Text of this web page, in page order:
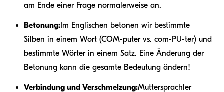
am Ende einer Frage normalerweise an.
Betonung: Im Englischen betonen wir bestimmte
Silben in einem Wort (COM-puter vs. com-PU-ter) und
bestimmte Wörter in einem Satz. Eine Änderung der
Betonung kann die gesamte Bedeutung ändern!
Verbindung und Verschmelzung:Muttersprachler